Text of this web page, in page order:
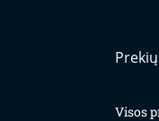
Visos